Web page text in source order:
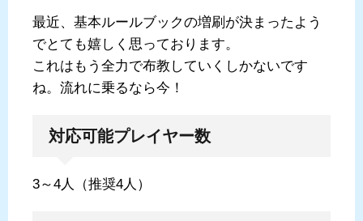
最近、基本ルールブックの増刷が決まったよう
でとても嬉しく思っております。
これはもう全力で布教していくしかないです
ね。流れに乗るなら今！
対応可能プレイヤー数
3～4人（推奨4人）